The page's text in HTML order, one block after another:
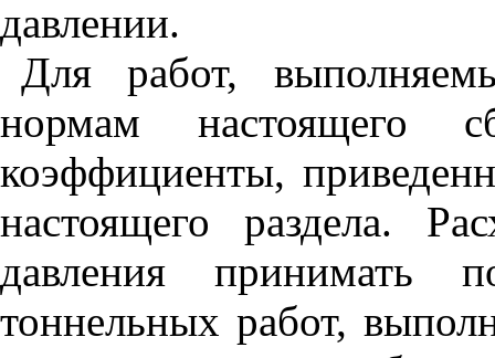
давлении.
Для работ,
нормам настоящего
коэффициенты,
настоящего раздела.
давления принимать
тоннельных работ,